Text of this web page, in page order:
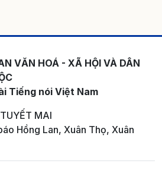
VĂN HOÁ - XÃ HỘI VÀ DÂN
Tiếng nói Việt Nam
MAI
Hồng Lan, Xuân Thọ, Xuân